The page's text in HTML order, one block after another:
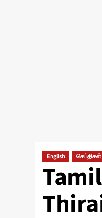
English செய்திகள்